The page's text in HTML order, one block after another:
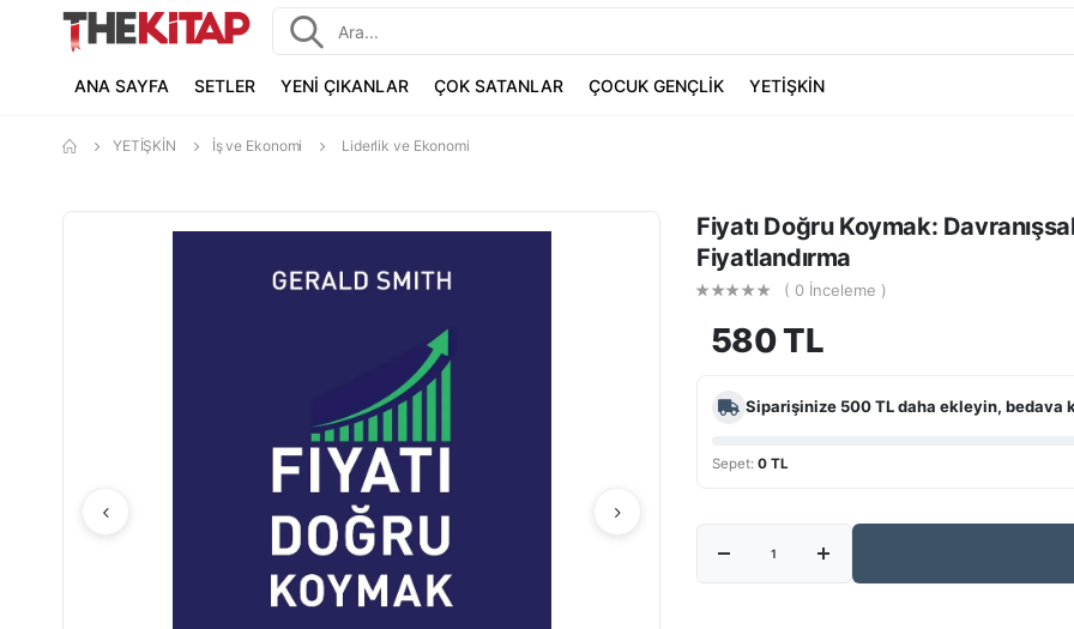
ANA SAYFA SETLER YENİ ÇIKANLAR ÇOK SATANLAR ÇOCUK GENÇLİK YETİŞKİN
YETİŞKİN İş ve Ekonomi Liderlik ve Ekonomi
Fiyatı Doğru Koymak:
Fiyatlandırma
( 0 İnceleme )
580 TL
Siparişinize 500 TLdaha ekleyin, bedava
Sepet:0 TL